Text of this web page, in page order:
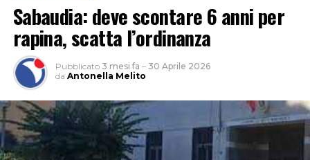
Sabaudia: deve scontare 6 anni per
rapina, scatta l’ordinanza
Pubblicato 3 mesi fa – 30 Aprile 2026
da Antonella Melito